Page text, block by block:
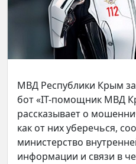
МВД Республики Крым
бот «IT-помощник МВД
рассказывает о
как от них уберечься,
министерство
информации и связи в